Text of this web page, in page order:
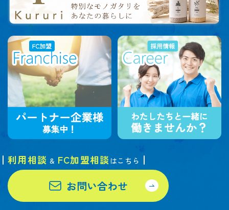
利用相談 & FC加盟相談はこちら
お問い合わせ